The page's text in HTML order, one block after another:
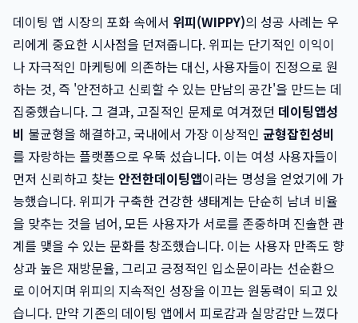
데이팅 앱 시장의 포화 속에서 위피(WIPPY)의 성공 사례는 우
리에게 중요한 시사점을 던져줍니다. 위피는 단기적인 이익이
나 자극적인 마케팅에 의존하는 대신, 사용자들이 진정으로 원
하는 것, 즉 '안전하고 신뢰할 수 있는 만남의 공간'을 만드는 데
집중했습니다. 그 결과, 고질적인 문제로 여겨졌던 데이팅앱성
비 불균형을 해결하고, 국내에서 가장 이상적인 균형잡힌성비
를 자랑하는 플랫폼으로 우뚝 섰습니다. 이는 여성 사용자들이
먼저 신뢰하고 찾는 안전한데이팅앱이라는 명성을 얻었기에 가
능했습니다. 위피가 구축한 건강한 생태계는 단순히 남녀 비율
을 맞추는 것을 넘어, 모든 사용자가 서로를 존중하며 진솔한 관
계를 맺을 수 있는 문화를 창조했습니다. 이는 사용자 만족도 향
상과 높은 재방문율, 그리고 긍정적인 입소문이라는 선순환으
로 이어지며 위피의 지속적인 성장을 이끄는 원동력이 되고 있
습니다. 만약 기존의 데이팅 앱에서 피로감과 실망감만 느꼈다